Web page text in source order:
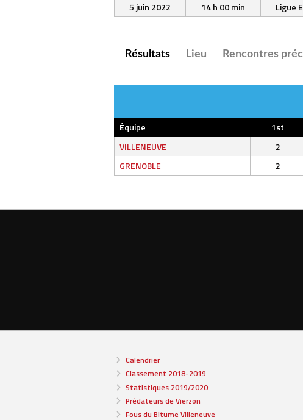
5 juin 2022
14 h 00 min Ligue
Résultats Lieu Rencontres
Équipe 1st
VILLENEUVE
2
GRENOBLE
2
Calendrier
Classement 2018-2019
Statistiques 2019/2020
Prédateurs de Vierzon
Fous du Bitume Villeneuve